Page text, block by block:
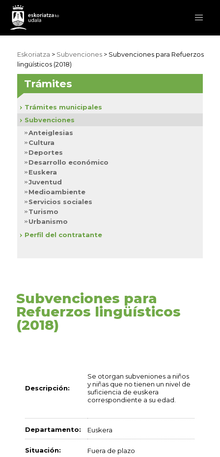
Eskoriatza > Subvenciones > Subvenciones para Refuerzos
lingüísticos (2018)
Subvenciones para
Refuerzos lingüísticos
(2018)
Descripción:
Se otorgan subveniones a niños
y niñas que no tienen un nivel de
suficiencia de euskera
correspondiente a su edad.
Departamento: Euskera
Situación: Fuera de plazo
Trámites
Trámites municipales
Subvenciones
Anteiglesias
Cultura
Deportes
Desarrollo económico
Euskera
Juventud
Medioambiente
Servicios sociales
Turismo
Urbanismo
Perfil del contratante